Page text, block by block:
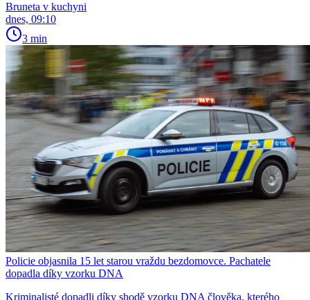
Bruneta v kuchyni
dnes, 09:10
3 min
Policie objasnila 15 let starou vraždu bezdomovce. Pachatele
dopadla díky vzorku DNA
Kriminalisté dopadli díky shodě vzorku DNA člověka, kterého